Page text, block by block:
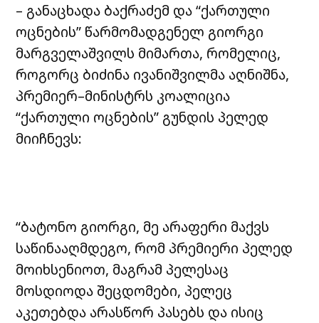
– განაცხადა ბაქრაძემ და “ქართული
ოცნების” წარმომადგენელ გიორგი
მარგველაშვილს მიმართა, რომელიც,
როგორც ბიძინა ივანიშვილმა აღნიშნა,
პრემიერ–მინისტრს კოალიცია
“ქართული ოცნების” გუნდის პელედ
მიიჩნევს:
“ბატონო გიორგი, მე არაფერი მაქვს
საწინააღმდეგო, რომ პრემიერი პელედ
მოიხსენიოთ, მაგრამ პელესაც
მოსდიოდა შეცდომები, პელეც
აკეთებდა არასწორ პასებს და ისიც